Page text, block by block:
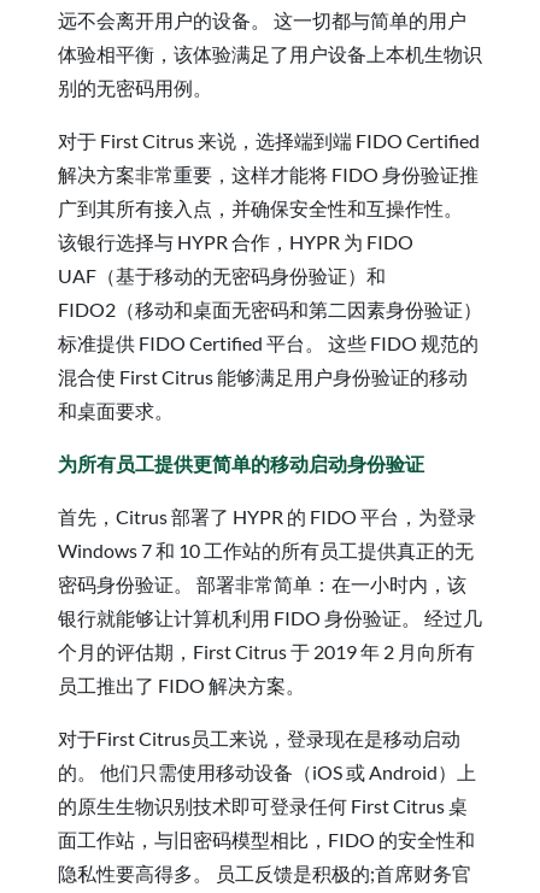
远不会离开用户的设备。 这一切都与简单的用户
体验相平衡，该体验满足了用户设备上本机生物识
别的无密码用例。
对于 First Citrus 来说，选择端到端 FIDO Certified
解决方案非常重要，这样才能将 FIDO 身份验证推
广到其所有接入点，并确保安全性和互操作性。
该银行选择与 HYPR 合作，HYPR 为 FIDO
UAF（基于移动的无密码身份验证）和
FIDO2（移动和桌面无密码和第二因素身份验证）
标准提供 FIDO Certified 平台。 这些 FIDO 规范的
混合使 First Citrus 能够满足用户身份验证的移动
和桌面要求。
为所有员工提供更简单的移动启动身份验证
首先，Citrus 部署了 HYPR 的 FIDO 平台，为登录
Windows 7 和 10 工作站的所有员工提供真正的无
密码身份验证。 部署非常简单：在一小时内，该
银行就能够让计算机利用 FIDO 身份验证。 经过几
个月的评估期，First Citrus 于 2019 年 2 月向所有
员工推出了 FIDO 解决方案。
对于First Citrus员工来说，登录现在是移动启动
的。 他们只需使用移动设备（iOS 或 Android）上
的原生生物识别技术即可登录任何 First Citrus 桌
面工作站，与旧密码模型相比，FIDO 的安全性和
隐私性要高得多。 员工反馈是积极的;首席财务官